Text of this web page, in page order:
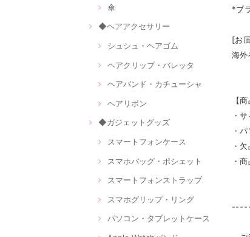
傘
◆ヘアアクセサリー
シュシュ・ヘアゴム
ヘアクリップ・バレッタ
ヘアバンド・カチューシャ
ヘアリボン
◆ガジェットグッズ
スマートフォンケース
スマホバッグ・ポシェット
スマートフォンストラップ
スマホグリップ・リング
パソコン・タブレットケース
*ブ
[お
海
【
・
・
・
・